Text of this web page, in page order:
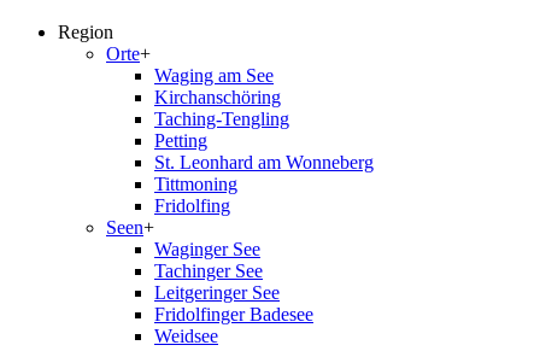
Region
Orte+
Waging am See
Kirchanschöring
Taching-Tengling
Petting
St. Leonhard am Wonneberg
Tittmoning
Fridolfing
Seen+
Waginger See
Tachinger See
Leitgeringer See
Fridolfinger Badesee
Weidsee